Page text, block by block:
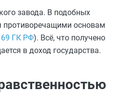
завода. В подобных
противоречащими основам
ГК РФ). Всё, что получено
в доход государства.